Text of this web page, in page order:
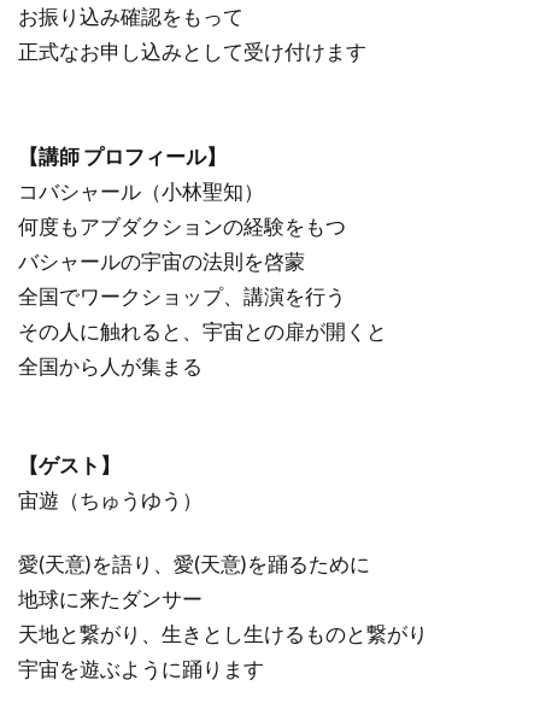
お振り込み確認をもって
正式なお申し込みとして受け付けます
【講師 プロフィール】
コバシャール（小林聖知）
何度もアブダクションの経験をもつ
バシャールの宇宙の法則を啓蒙
全国でワークショップ、講演を行う
その人に触れると、宇宙との扉が開くと
全国から人が集まる
【ゲスト】
宙遊（ちゅうゆう）
愛(天意)を語り、愛(天意)を踊るために
地球に来たダンサー
天地と繋がり、生きとし生けるものと繋がり
宇宙を遊ぶように踊ります